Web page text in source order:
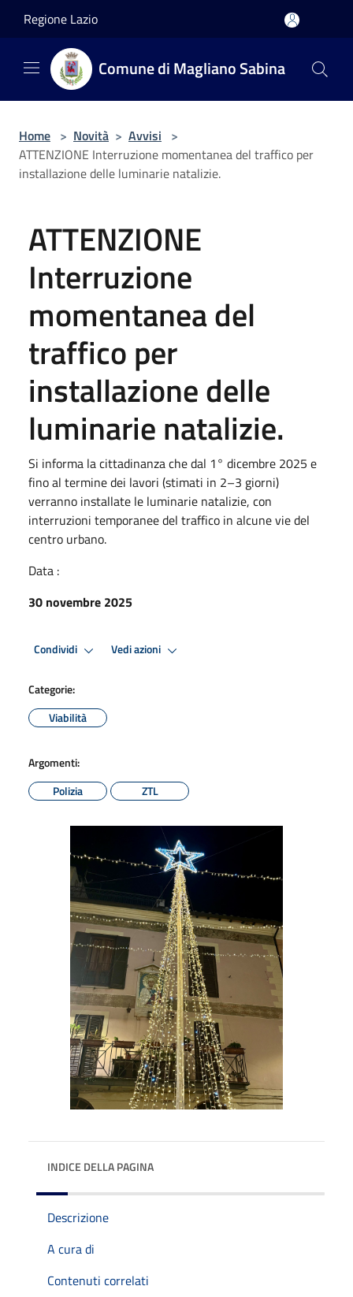
Regione Lazio
Comune di Magliano Sabina
Home > Novità > Avvisi >
ATTENZIONE Interruzione momentanea del traffico per
installazione delle luminarie natalizie.
ATTENZIONE
Interruzione
momentanea del
traffico per
installazione delle
luminarie natalizie.
Si informa la cittadinanza che dal 1° dicembre 2025 e
fino al termine dei lavori (stimati in 2–3 giorni)
verranno installate le luminarie natalizie, con
interruzioni temporanee del traffico in alcune vie del
centro urbano.
Data :
30 novembre 2025
Condividi Vedi azioni
Categorie:
Viabilità
Argomenti:
Polizia
ZTL
INDICE DELLA PAGINA
Descrizione
A cura di
Contenuti correlati